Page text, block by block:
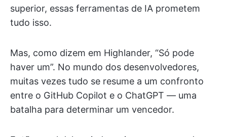
superior, essas ferramentas de IA prometem
tudo isso.
Mas, como dizem em Highlander, “Só pode
haver um”. No mundo dos desenvolvedores,
muitas vezes tudo se resume a um confronto
entre o GitHub Copilot e o ChatGPT — uma
batalha para determinar um vencedor.